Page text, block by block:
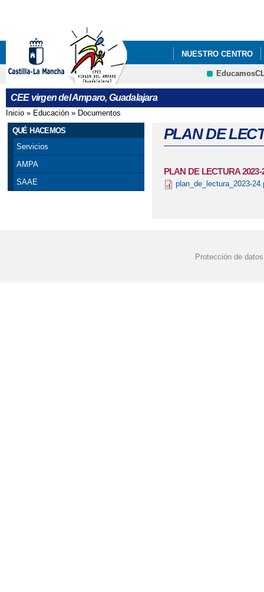
NUESTRO CENTRO
CEE virgen del Amparo, Guadalajara
Se encuentra usted aquí
Inicio » Educación » Documentos
QUÉ HACEMOS
Servicios
AMPA
SAAE
PLAN DE
PLAN DE LECTURA 2023-
plan_de_lectura_2023-
Protección de datos